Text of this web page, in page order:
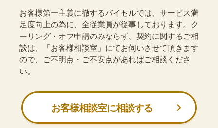
お客様第一主義に徹するバイセルでは、サービス満
足度向上の為に、全従業員が従事しております。ク
ーリング・オフ申請のみならず、契約に関するご相
談は、「お客様相談室」にてお伺いさせて頂きます
ので、ご不明点・ご不安点があればご相談くださ
い。
お客様相談室に相談する